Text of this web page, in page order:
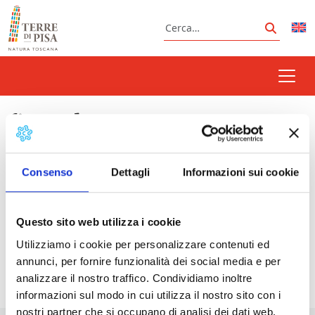
Consenso Dettagli Informazioni sui cookie
Questo sito web utilizza i cookie
Utilizziamo i cookie per personalizzare contenuti ed
annunci, per fornire funzionalità dei social media e per
analizzare il nostro traffico. Condividiamo inoltre
informazioni sul modo in cui utilizza il nostro sito con i
nostri partner che si occupano di analisi dei dati web,
Vai al contenuto
Cerca
Cerca
ficattola
Sagra della Ficattola | Bientina
- 21/08/2026 -
06/09/2026 - 19:00 - 23:30